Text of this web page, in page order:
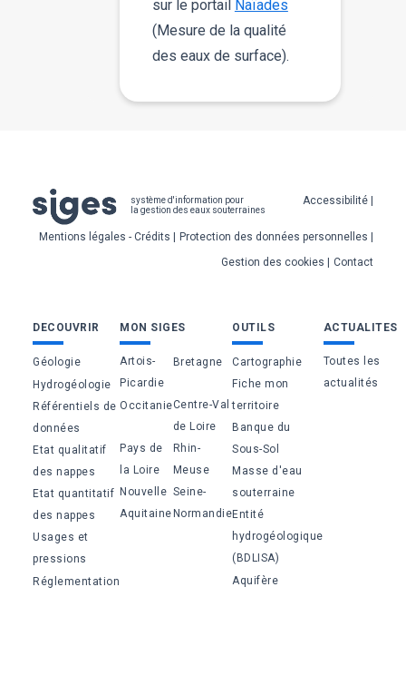
sur le portail Naïades
(Mesure de la qualité
des eaux de surface).
système d'information pour
la gestion des eaux souterraines
Pied
de
page
Accessibilité
Mentions légales - Crédits
Protection des données personnelles
Gestion des cookies
Contact
Bas
de
page
DECOUVRIR
Géologie
Hydrogéologie
Référentiels de
données
Etat qualitatif
des nappes
Etat quantitatif
des nappes
Usages et
pressions
Réglementation
MON SIGES
Artois-
Picardie
Bretagne
OccitanieCentre-Val
de Loire
Pays de
la Loire
Rhin-
Meuse
Nouvelle
Aquitaine
Seine-
Normandie
OUTILS
Cartographie
Fiche mon
territoire
Banque du
Sous-Sol
Masse d'eau
souterraine
Entité
hydrogéologique
(BDLISA)
Aquifère
ACTUALITES
Toutes les
actualités